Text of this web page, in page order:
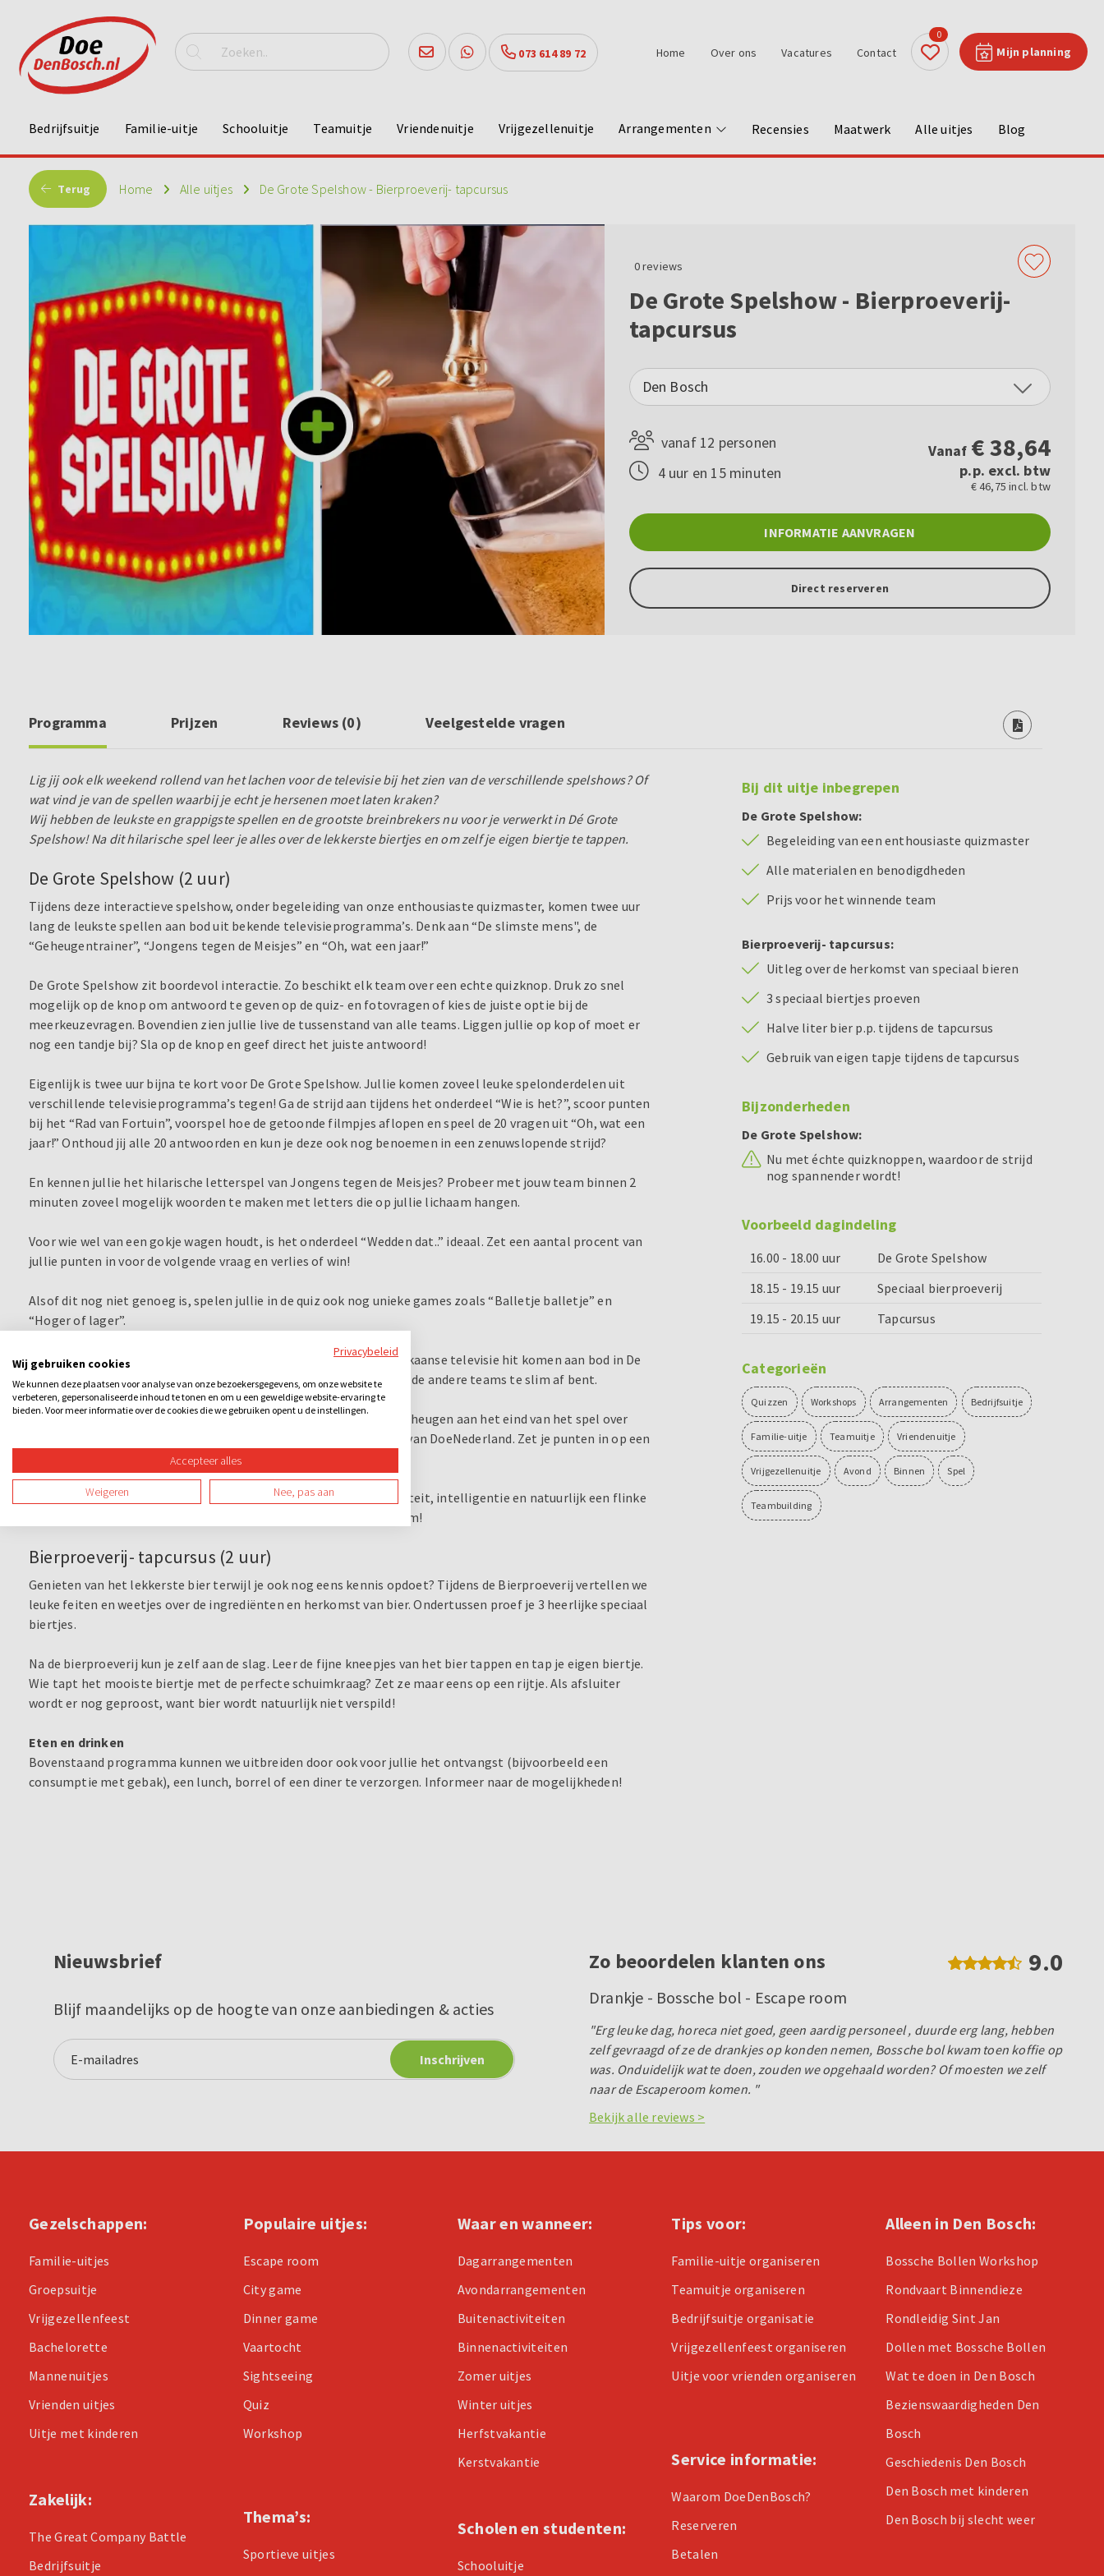
073 614 89 72 Mijn planning
0
Home Over ons Vacatures Contact
Bedrijfsuitje Familie-uitje Schooluitje Teamuitje Vriendenuitje Vrijgezellenuitje Arrangementen Recensies Maatwerk Alle uitjes Blog
Terug Home Alle uitjes De Grote Spelshow - Bierproeverij- tapcursus
0reviews
De Grote Spelshow - Bierproeverij-
tapcursus
Den Bosch
vanaf 12 personen
4 uur en 15 minuten
Vanaf €38,64
p.p. excl. btw
€ 46,75 incl. btw
INFORMATIE AANVRAGEN
Direct reserveren
Programma Prijzen Reviews (0) Veelgestelde vragen
Lig jij ook elk weekend rollend van het lachen voor de televisie bij het zien van de verschillende spelshows? Of
wat vind je van de spellen waarbij je echt je hersenen moet laten kraken?
Wij hebben de leukste en grappigste spellen en de grootste breinbrekers nu voor je verwerkt in Dé Grote
Spelshow! Na dit hilarische spel leer je alles over de lekkerste biertjes en om zelf je eigen biertje te tappen.
De Grote Spelshow (2 uur)
Tijdens deze interactieve spelshow, onder begeleiding van onze enthousiaste quizmaster, komen twee uur
lang de leukste spellen aan bod uit bekende televisieprogramma’s. Denk aan “De slimste mens", de
“Geheugentrainer”, “Jongens tegen de Meisjes” en “Oh, wat een jaar!”
De Grote Spelshow zit boordevol interactie. Zo beschikt elk team over een echte quizknop. Druk zo snel
mogelijk op de knop om antwoord te geven op de quiz- en fotovragen of kies de juiste optie bij de
meerkeuzevragen. Bovendien zien jullie live de tussenstand van alle teams. Liggen jullie op kop of moet er
nog een tandje bij? Sla op de knop en geef direct het juiste antwoord!
Eigenlijk is twee uur bijna te kort voor De Grote Spelshow. Jullie komen zoveel leuke spelonderdelen uit
verschillende televisieprogramma’s tegen! Ga de strijd aan tijdens het onderdeel “Wie is het?”, scoor punten
bij het “Rad van Fortuin”, voorspel hoe de getoonde filmpjes aflopen en speel de 20 vragen uit “Oh, wat een
jaar!” Onthoud jij alle 20 antwoorden en kun je deze ook nog benoemen in een zenuwslopende strijd?
En kennen jullie het hilarische letterspel van Jongens tegen de Meisjes? Probeer met jouw team binnen 2
minuten zoveel mogelijk woorden te maken met letters die op jullie lichaam hangen.
Voor wie wel van een gokje wagen houdt, is het onderdeel “Wedden dat..” ideaal. Zet een aantal procent van
jullie punten in voor de volgende vraag en verlies of win!
Alsof dit nog niet genoeg is, spelen jullie in de quiz ook nog unieke games zoals “Balletje balletje” en
“Hoger of lager”.
Kende je overigens “Jeopardy” al? Ook onderdelen van deze Amerikaanse televisie hit komen aan bod in De
Grote Spelshow: kies je thema en het aantal punten en zorg dat je de andere teams te slim af bent.
Afsluiten doen jullie met de “Geheugentrainer”: hoe goed is het geheugen aan het eind van het spel over
iets wat je aan het begin hebt gezien? en de “Paardenrace”, dé hit van DoeNederland. Zet je punten in op een
paard en schreeuw deze naar de overwinning.
De Grote Spelshow is sensationeel en vraagt om snelheid, creativiteit, intelligentie en natuurlijk een flinke
dosis humor. Uiteraard hebben we een prijs voor het winnende team!
Bierproeverij- tapcursus (2 uur)
Genieten van het lekkerste bier terwijl je ook nog eens kennis opdoet? Tijdens de Bierproeverij vertellen we
leuke feiten en weetjes over de ingrediënten en herkomst van bier. Ondertussen proef je 3 heerlijke speciaal
biertjes.
Na de bierproeverij kun je zelf aan de slag. Leer de fijne kneepjes van het bier tappen en tap je eigen biertje.
Wie tapt het mooiste biertje met de perfecte schuimkraag? Zet ze maar eens op een rijtje. Als afsluiter
wordt er nog geproost, want bier wordt natuurlijk niet verspild!
Eten en drinken
Bovenstaand programma kunnen we uitbreiden door ook voor jullie het ontvangst (bijvoorbeeld een
consumptie met gebak), een lunch, borrel of een diner te verzorgen. Informeer naar de mogelijkheden!
Bij dit uitje inbegrepen
De Grote Spelshow:
Begeleiding van een enthousiaste quizmaster
Alle materialen en benodigdheden
Prijs voor het winnende team
Bierproeverij- tapcursus:
Uitleg over de herkomst van speciaal bieren
3 speciaal biertjes proeven
Halve liter bier p.p. tijdens de tapcursus
Gebruik van eigen tapje tijdens de tapcursus
Bijzonderheden
De Grote Spelshow:
Nu met échte quizknoppen, waardoor de strijd
nog spannender wordt!
Voorbeeld dagindeling
16.00 - 18.00 uur
De Grote Spelshow
18.15 - 19.15 uur
Speciaal bierproeverij
19.15 - 20.15 uur
Tapcursus
Categorieën
Quizzen Workshops Arrangementen Bedrijfsuitje
Familie-uitje Teamuitje Vriendenuitje
Vrijgezellenuitje Avond Binnen Spel
Teambuilding
Nieuwsbrief
Blijf maandelijks op de hoogte van onze aanbiedingen & acties
Zo beoordelen klanten ons 9.0
Drankje - Bossche bol - Escape room
"Erg leuke dag, horeca niet goed, geen aardig personeel , duurde erg lang, hebben
zelf gevraagd of ze de drankjes op konden nemen, Bossche bol kwam toen koffie op
was. Onduidelijk wat te doen, zouden we opgehaald worden? Of moesten we zelf
naar de Escaperoom komen. "
Bekijk alle reviews >
Gezelschappen:
Familie-uitjes
Groepsuitje
Vrijgezellenfeest
Bachelorette
Mannenuitjes
Vrienden uitjes
Uitje met kinderen
Zakelijk:
The Great Company Battle
Bedrijfsuitje
Populaire uitjes:
Escape room
City game
Dinner game
Vaartocht
Sightseeing
Quiz
Workshop
Thema’s:
Sportieve uitjes
Waar en wanneer:
Dagarrangementen
Avondarrangementen
Buitenactiviteiten
Binnenactiviteiten
Zomer uitjes
Winter uitjes
Herfstvakantie
Kerstvakantie
Scholen en studenten:
Schooluitje
Tips voor:
Familie-uitje organiseren
Teamuitje organiseren
Bedrijfsuitje organisatie
Vrijgezellenfeest organiseren
Uitje voor vrienden organiseren
Service informatie:
Waarom DoeDenBosch?
Reserveren
Betalen
Alleen in Den Bosch:
Bossche Bollen Workshop
Rondvaart Binnendieze
Rondleidig Sint Jan
Dollen met Bossche Bollen
Wat te doen in Den Bosch
Bezienswaardigheden Den
Bosch
Geschiedenis Den Bosch
Den Bosch met kinderen
Den Bosch bij slecht weer
Privacybeleid
Wij gebruiken cookies
We kunnen deze plaatsen voor analyse van onze bezoekersgegevens, om onze website te
verbeteren, gepersonaliseerde inhoud te tonen en om u een geweldige website-ervaring te
bieden. Voor meer informatie over de cookies die we gebruiken opent u de instellingen.
Accepteer alles
Weigeren Nee, pas aan